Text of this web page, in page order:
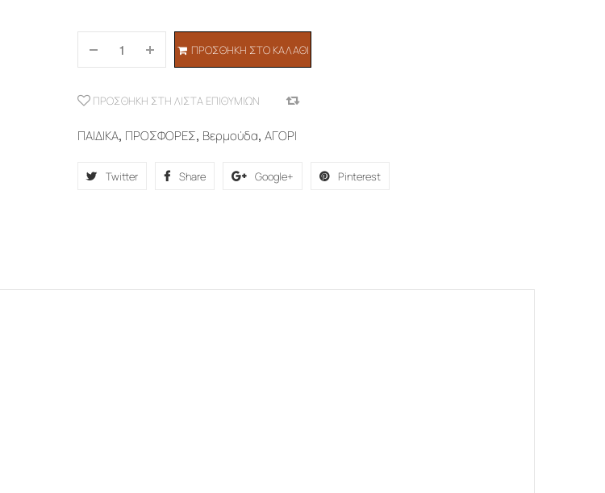
ΠΡΟΣΘΉΚΗ ΣΤΟ ΚΑΛΆΘΙ
ΠΡΟΣΘΉΚΗ ΣΤΗ ΛΊΣΤΑ ΕΠΙΘΥΜΙΏΝ
ΠΑΙΔΙΚΑ, ΠΡΟΣΦΟΡΕΣ, Βερμούδα,ΑΓΟΡΙ
Twitter Share Google+ Pinterest